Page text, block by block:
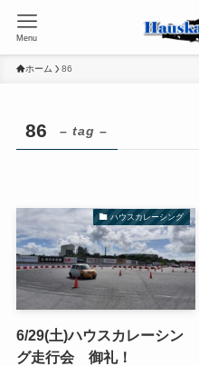
Menu
ホーム 86
86 – tag –
ハウスカレーシング
6/29(土)ハウスカレーシン
グ走行会 御礼！